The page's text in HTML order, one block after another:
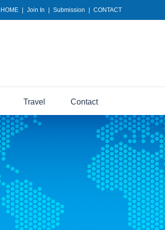
HOME Join In Submission CONTACT
Travel Contact